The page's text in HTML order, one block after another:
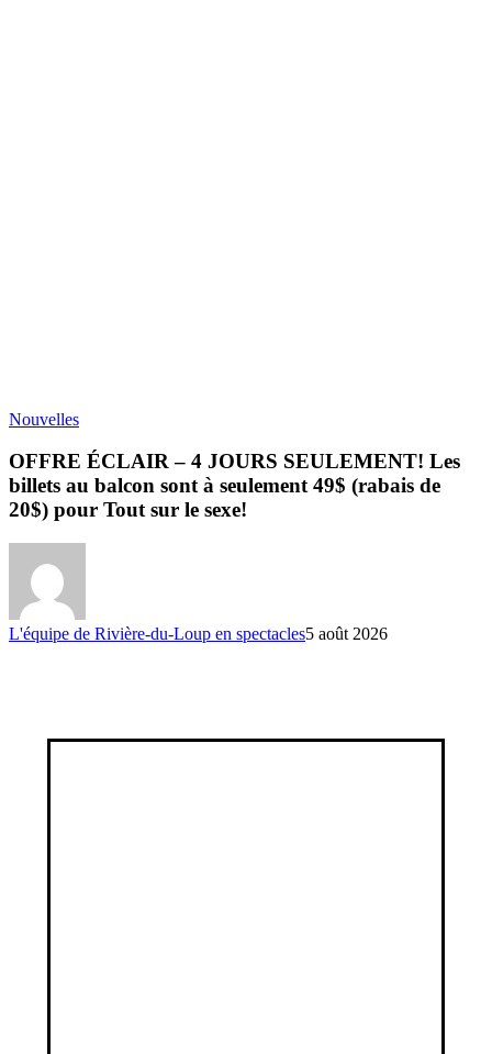
Nouvelles
OFFRE ÉCLAIR – 4 JOURS SEULEMENT! Les
billets au balcon sont à seulement 49$ (rabais de
20$) pour Tout sur le sexe!
L'équipe de Rivière-du-Loup en spectacles5 août 2026